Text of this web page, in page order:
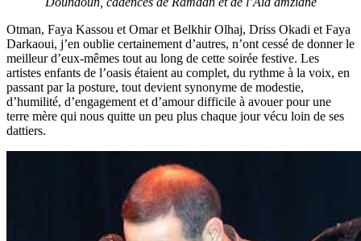
Otman, Faya Kassou et Omar et Belkhir Olhaj, Driss Okadi et Faya
Darkaoui, j’en oublie certainement d’autres, n’ont cessé de donner le
meilleur d’eux-mêmes tout au long de cette soirée festive. Les
artistes enfants de l’oasis étaient au complet, du rythme à la voix, en
passant par la posture, tout devient synonyme de modestie,
d’humilité, d’engagement et d’amour difficile à avouer pour une
terre mère qui nous quitte un peu plus chaque jour vécu loin de ses
dattiers.